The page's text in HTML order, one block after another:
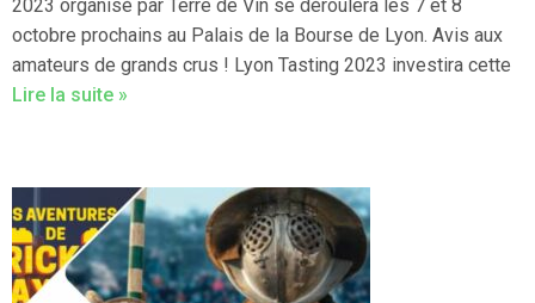
2023 organisé par Terre de Vin se déroulera les 7 et 8
octobre prochains au Palais de la Bourse de Lyon. Avis aux
amateurs de grands crus ! Lyon Tasting 2023 investira cette
Lire la suite »